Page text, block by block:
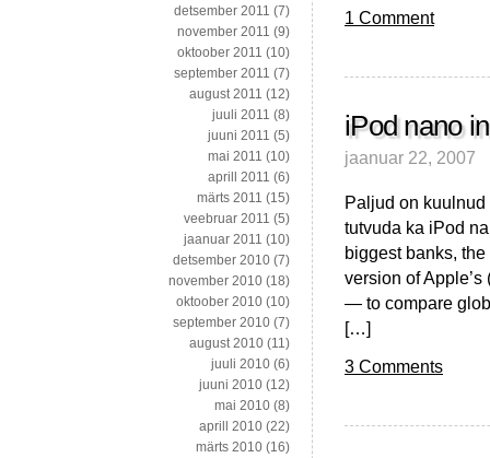
1 Comment
iPod nano
jaanuar 22, 2007
Paljud on
tutvuda ka iPod
biggest banks,
version of
— to compare
[…]
3 Comments
detsember 2011 (7)
november 2011 (9)
oktoober 2011 (10)
september 2011 (7)
august 2011 (12)
juuli 2011 (8)
juuni 2011 (5)
mai 2011 (10)
aprill 2011 (6)
märts 2011 (15)
veebruar 2011 (5)
jaanuar 2011 (10)
detsember 2010 (7)
november 2010 (18)
oktoober 2010 (10)
september 2010 (7)
august 2010 (11)
juuli 2010 (6)
juuni 2010 (12)
mai 2010 (8)
aprill 2010 (22)
märts 2010 (16)